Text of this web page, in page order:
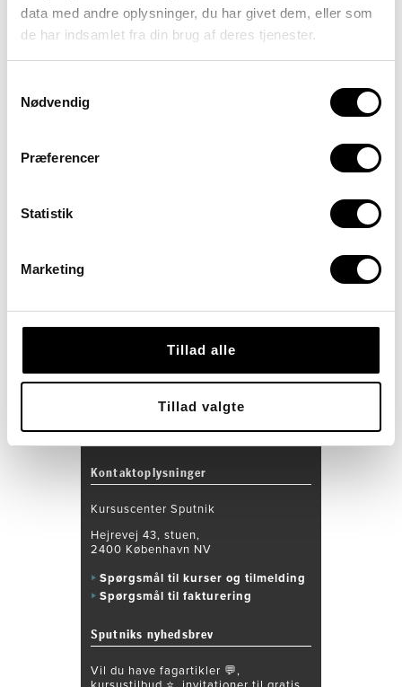
data med andre oplysninger, du har givet dem, eller som
de har indsamlet fra din brug af deres tjenester.
Nødvendig
Præferencer
Statistik
Marketing
Tillad alle
Tillad valgte
Suspendisse id purus non ex
Kontaktoplysninger
Kursuscenter Sputnik
Hejrevej 43, stuen,
2400 København NV
Spørgsmål til kurser og tilmelding
Spørgsmål til fakturering
Sputniks nyhedsbrev
Vil du have fagartikler 💬,